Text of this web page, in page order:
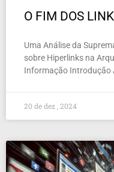
O FIM DOS
Uma Análise da
sobre Hiperlinks na
Informação Introdução
20 de dez , 2024